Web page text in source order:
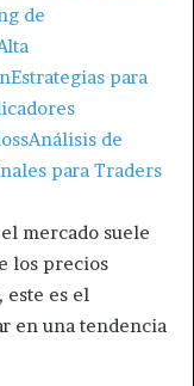
de
Estrategias para
Análisis de
para Traders
mercado suele
los precios
este es el
en una tendencia